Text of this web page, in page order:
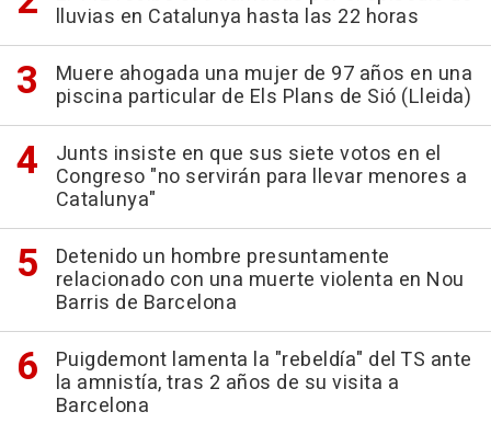
lluvias en Catalunya hasta las 22 horas
Muere ahogada una mujer de 97 años en una
piscina particular de Els Plans de Sió (Lleida)
Junts insiste en que sus siete votos en el
Congreso "no servirán para llevar menores a
Catalunya"
Detenido un hombre presuntamente
relacionado con una muerte violenta en Nou
Barris de Barcelona
Puigdemont lamenta la "rebeldía" del TS ante
la amnistía, tras 2 años de su visita a
Barcelona